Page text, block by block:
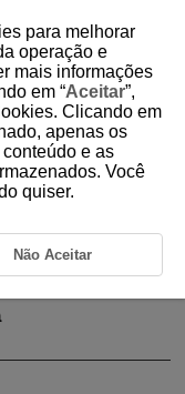
para melhorar
operação e
mais informações
em “Aceitar”,
Clicando em
apenas os
e as
Você
quiser.
Não Aceitar